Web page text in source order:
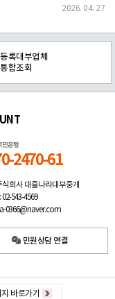
2026. 04. 27
등록대부업체
통합조회
2470-61
식회사 대출나라대부중개
543-4569
0366@naver.com
민원상담 연결
바로가기